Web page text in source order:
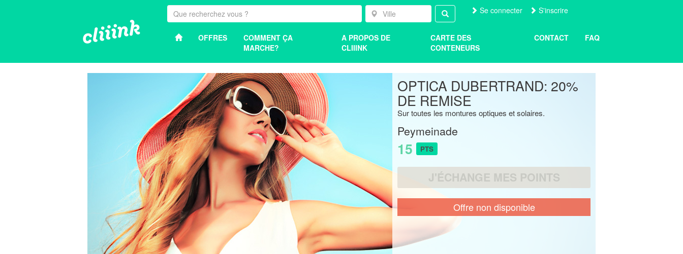
Se connecter S'inscrire
OFFRES
COMMENT ÇA
MARCHE?
A PROPOS DE
CLIIINK
CARTE DES
CONTENEURS
CONTACT FAQ
OPTICA DUBERTRAND: 20%
DE REMISE
Sur toutes les montures optiques et solaires.
Peymeinade
15 PTS
J'ÉCHANGE MES POINTS
Offre non disponible